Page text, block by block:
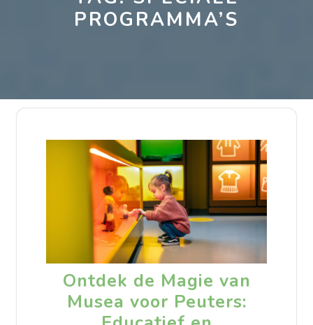
PROGRAMMA’S
Ontdek de Magie van
Musea voor Peuters: